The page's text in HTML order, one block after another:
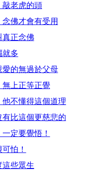
敲老虎的頭
佛才會有受用
真正念佛
就多
的無過於父母
無上正等正覺
不懂得這個道理
比這個更慈悲的
定要覺悟！
怕！
這些眾生